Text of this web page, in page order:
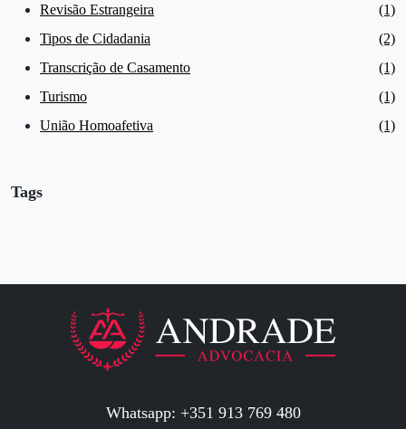
Revisão Estrangeira
(1)
Tipos de Cidadania
(2)
Transcrição de Casamento
(1)
Turismo
(1)
União Homoafetiva
(1)
Tags
Whatsapp: +351 913 769 480